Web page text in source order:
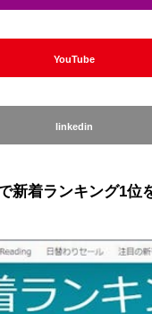
YouTube
linkedin
新着ランキング1位